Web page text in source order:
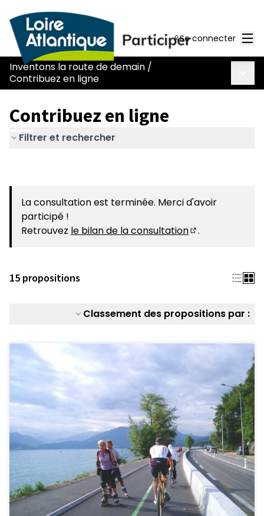
Se connecter
Inventons la route de demain /
Contribuez en ligne
Contribuez en ligne
Filtrer et rechercher
La consultation est terminée. Merci d'avoir
participé !
Retrouvez le bilan de la consultation .
15 propositions
Classement des propositions par :